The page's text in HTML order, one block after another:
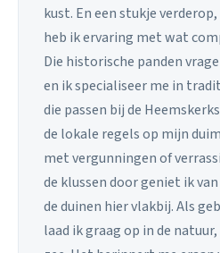
kust. En een stukje
heb ik ervaring met wat
Die historische panden
en ik specialiseer me in
die passen bij de
de lokale regels op mijn
met vergunningen of
de klussen door geniet ik
de duinen hier vlakbij. Als
laad ik graag op in de